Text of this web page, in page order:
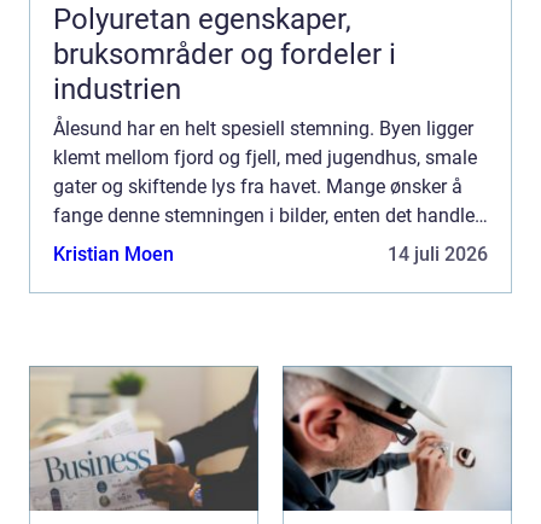
Polyuretan egenskaper,
bruksområder og fordeler i
industrien
Ålesund har en helt spesiell stemning. Byen ligger
klemt mellom fjord og fjell, med jugendhus, smale
gater og skiftende lys fra havet. Mange ønsker å
fange denne stemningen i bilder, enten det handler
om boligfoto, bryllup, bedrift eller redaksjonelt...
Kristian Moen 14 juli 2026